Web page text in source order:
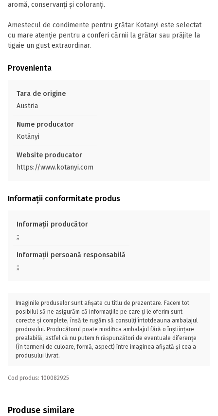
aromă, conservanți și coloranți.
Amestecul de condimente pentru grătar Kotanyi este selectat
cu mare atenție pentru a conferi cărnii la grătar sau prăjite la
tigaie un gust extraordinar.
Provenienta
Tara de origine
Austria
Nume producator
Kotányi
Website producator
https://www.kotanyi.com
Informații conformitate produs
Informații producător
;;
Informații persoană responsabilă
;;
Imaginile produselor sunt afișate cu titlu de prezentare. Facem tot
posibilul să ne asigurăm că informațiile pe care ți le oferim sunt
corecte și complete, însă te rugăm să consulți întotdeauna ambalajul
produsului. Producătorul poate modifica ambalajul fără o înștiințare
prealabilă, astfel că nu putem fi răspunzători de eventuale diferențe
(în termeni de culoare, formă, aspect) între imaginea afișată și cea a
produsului livrat.
Cod produs: 100082925
Produse similare